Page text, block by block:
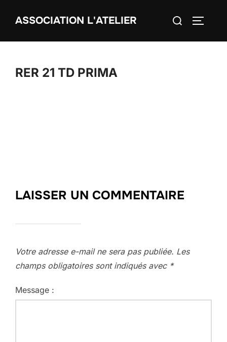
ASSOCIATION L'ATELIER Rechercher :
RER 21 TD PRIMA
LAISSER UN COMMENTAIRE
Votre adresse e-mail ne sera pas publiée. Les
champs obligatoires sont indiqués avec *
Message :